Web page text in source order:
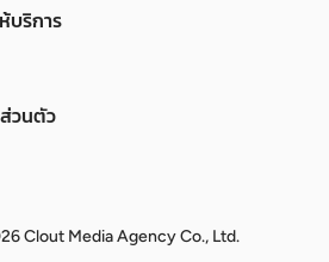
บริการ
วนตัว
Clout Media Agency Co., Ltd.